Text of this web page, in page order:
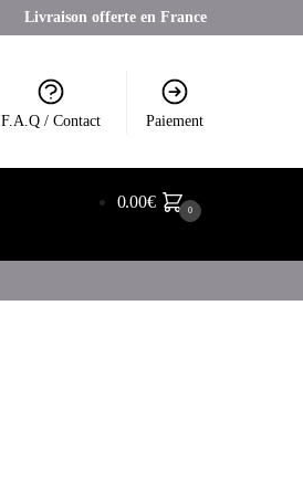
Livraison offerte en France
F.A.Q / Contact Paiement
0.00€ 0